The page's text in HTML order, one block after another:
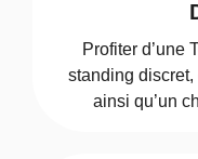
Profiter d’une
standing
ainsi qu’un